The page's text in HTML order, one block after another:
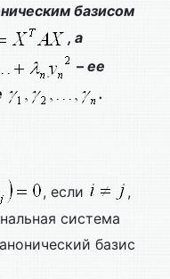
базисом
, а
– ее
.
, если
,
система
базис